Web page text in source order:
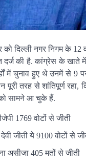
को दिल्ली नगर निगम के
दर्ज की है. कांग्रेस के खाते
में चुनाव हुए थे उनमें से
पूरी तरह से शांतिपूर्ण
सामने आ चुके हैं.
1769 वोटों से जीती
जीती ये 9100 वोटों से
असीजा 405 मतों से जीती